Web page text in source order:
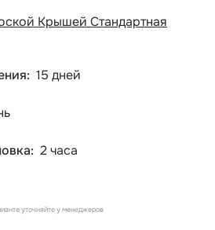
Крышей Стандартная
15 дней
2 часа
уточняйте у менеджеров